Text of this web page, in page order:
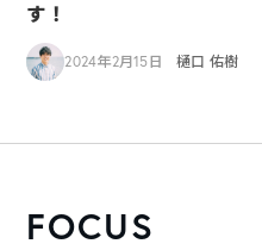
す！
2024年2月15日 樋口 佑樹
FOCUS